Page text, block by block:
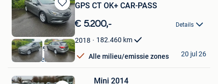
Bewaren
in
Mijn
Favorieten
GPS CT OK+ CAR-PASS
€ 5.200,- Details
2018 182.460 km
Alle milieu/emissie zones
0032479094559️
Grez-Doiceau
20 jul 26
Mini 2014